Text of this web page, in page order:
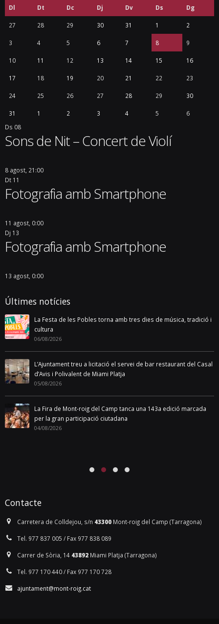
Dl Dt Dc Dj Dv Ds Dg
27 28 29 30 31 1 2
3 4 5 6 7 8 9
10 11 12 13 14 15 16
17 18 19 20 21 22 23
24 25 26 27 28 29 30
31 1 2 3 4 5
6
Ds 08
Sons de Nit – Concert de Violí
8 agost, 21:00
Dt 11
Fotografia amb Smartphone
11 agost, 0:00
Dj 13
Fotografia amb Smartphone
13 agost, 0:00
Últimes notícies
La Festa de les Pobles torna amb tres dies de música, tradició i
cultura
06/08/2026
L’Ajuntament treu a licitació el servei de bar restaurant del Casal
d’Avis i Polivalent de Miami Platja
05/08/2026
La Fira de Mont-roig del Camp tanca una 143a edició marcada
per la gran participació ciutadana
04/08/2026
Contacte
Carretera de Colldejou, s/n 43300 Mont-roig del Camp (Tarragona)
Tel. 977 837 005 / Fax 977 838 089
Carrer de Sòria, 14 43892 Miami Platja (Tarragona)
Tel. 977 170 440 / Fax 977 170 728
ajuntament@mont-roig.cat